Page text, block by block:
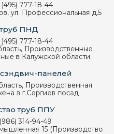
777-18-44
ул. Профессиональная д.5
ПНД
777-18-44
Производственные
в Калужской области.
панелей
Производственная
в г.Сергиев посад
труб ППУ
314-94-49
15 (Производство